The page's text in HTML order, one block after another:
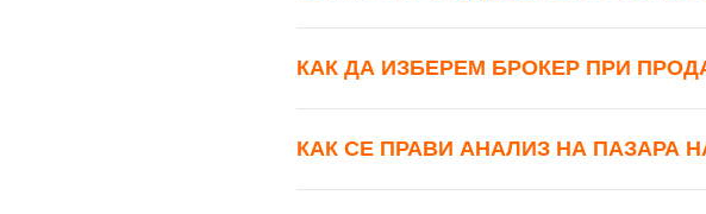
КАК ДА ИЗБЕРЕМ БРОКЕР ПРИ
КАК СЕ ПРАВИ АНАЛИЗ НА ПАЗАРА